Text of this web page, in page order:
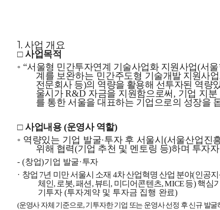
1. 사업 개요
□사업목적
◦ “서울형 민간투자연계 기술사업화 지원사업(서
계를 보완하는 민간주도형 기술개발 지원사
전문회사 등)의 역량을 활용해 선투자된 역량
울시가R&D 자금을 지원함으로써, 기업 지
를 통한 서울을 대표하는 기업으로의 성장을
□사업내용(운영사 역할)
◦ 역량있는 기업 발굴·투자 후 서울시(서울산업진
위해 협력(기업 추천 및 멘토링 등)하며 투자
- (창업)기업 발굴·투자
· 창업 7년 미만 서울시 소재 4차 산업혁명 산업 분야(인공
체인, 로봇,패션,뷰티, 미디어콘텐츠, MICE등) 핵심
기투자 (투자계약 및 투자금 집행 완료)
(운영사 자체 기준으로,기투자한 기업 또는 운영사 선정 후 신규 발